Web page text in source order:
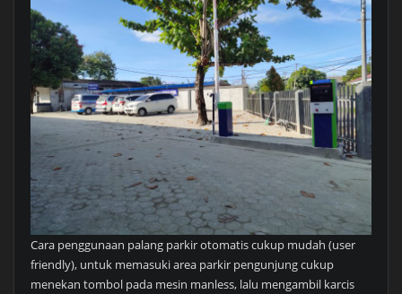
Cara penggunaan palang parkir otomatis cukup mudah (user
friendly), untuk memasuki area parkir pengunjung cukup
menekan tombol pada mesin manless, lalu mengambil karcis